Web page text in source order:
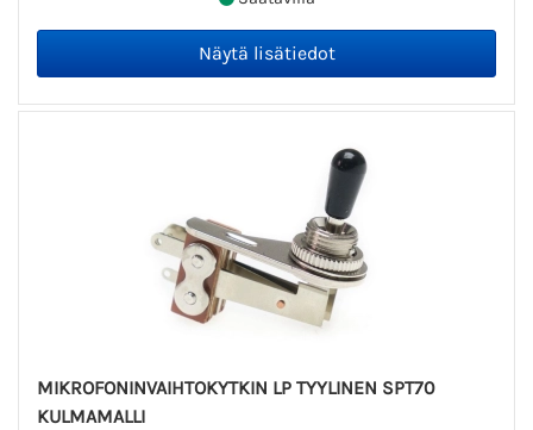
MIKROFONINVAIHTOKYTKIN LP TYYLINEN SPT70
KULMAMALLI